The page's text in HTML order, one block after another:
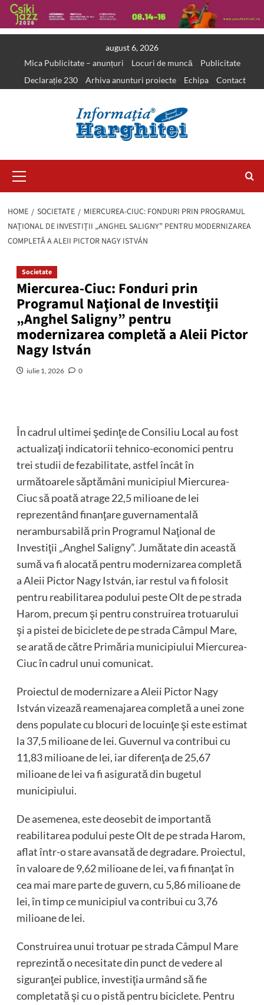
august 6, 2026
Mica Publicitate – anunțuri
Locuri de muncă
Publicitate
Declarație 230
Arhiva anunturi proiecte Echipa Contact
Menu
HOME SOCIETATE
MIERCUREA-CIUC: FONDURI PRIN PROGRAMUL
NAŢIONAL DE INVESTIŢII „ANGHEL SALIGNY” PENTRU MODERNIZAREA
COMPLETĂ A ALEII PICTOR NAGY ISTVÁN
Societate
Miercurea-Ciuc: Fonduri prin
Programul Naţional de Investiţii
„Anghel Saligny” pentru
modernizarea completă a Aleii Pictor
Nagy István
iulie 1, 2026 0
În cadrul ultimei şedinţe de Consiliu Local au fost
actualizaţi indicatorii tehnico-economici pentru
trei studii de fezabilitate, astfel încât în
următoarele săptămâni municipiul Miercurea-
Ciuc să poată atrage 22,5 milioane de lei
reprezentând finanţare guvernamentală
nerambursabilă prin Programul Naţional de
Investiţii „Anghel Saligny”. Jumătate din această
sumă va fi alocată pentru modernizarea completă
a Aleii Pictor Nagy István, iar restul va fi folosit
pentru reabilitarea podului peste Olt de pe strada
Harom, precum şi pentru construirea trotuarului
şi a pistei de biciclete de pe strada Câmpul Mare,
se arată de către Primăria municipiului Miercurea-
Ciuc în cadrul unui comunicat.
Proiectul de modernizare a Aleii Pictor Nagy
István vizează reamenajarea completă a unei zone
dens populate cu blocuri de locuinţe şi este estimat
la 37,5 milioane de lei. Guvernul va contribui cu
11,83 milioane de lei, iar diferenţa de 25,67
milioane de lei va fi asigurată din bugetul
municipiului.
De asemenea, este deosebit de importantă
reabilitarea podului peste Olt de pe strada Harom,
aflat într-o stare avansată de degradare. Proiectul,
în valoare de 9,62 milioane de lei, va fi finanţat în
cea mai mare parte de guvern, cu 5,86 milioane de
lei, în timp ce municipiul va contribui cu 3,76
milioane de lei.
Construirea unui trotuar pe strada Câmpul Mare
reprezintă o necesitate din punct de vedere al
siguranţei publice, investiţia urmând să fie
completată şi cu o pistă pentru biciclete. Pentru